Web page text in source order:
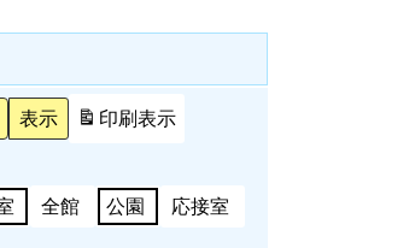
印刷表示
全館 公園 応接室